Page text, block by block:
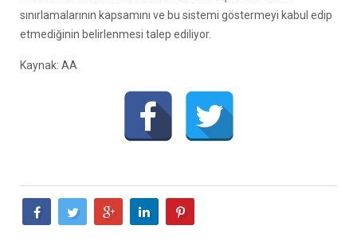
sınırlamalarının kapsamını ve bu sistemi göstermeyi kabul edip
etmediğinin belirlenmesi talep ediliyor.
Kaynak: AA